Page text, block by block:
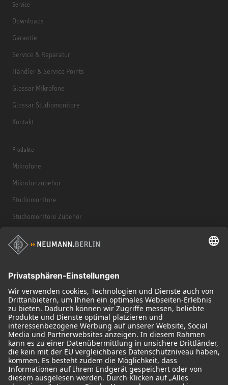
Service
Downloads
Garantie
Service & Reparatur
Händler & Service Points
Glossar Mikrofone
Glossar Studiomonitore
Kontakt
Produkte
Mikrofone
Mikrofonzubehör
Studiomonitore
Studiomonitore Zubehör
Kopfhörer
Historische Mikrofone